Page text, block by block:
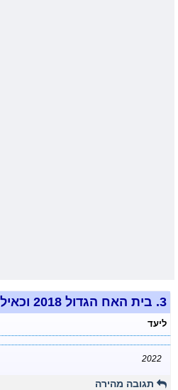
3. בית האח הגדול 2018 וכאילו לא למדנו כלום
ליעד
2022
תגובה מהירה